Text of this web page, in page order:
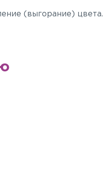
(выгорание) цвета.